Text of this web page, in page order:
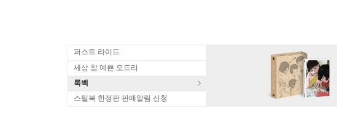
퍼스트 라이드
세상 참 예쁜 오드리
룩백
스틸북 한정판 판매알림 신청